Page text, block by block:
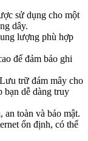
sử dụng cho một
dây.
lượng phù hợp
để đảm bảo ghi
Lưu trữ đám mây cho
bạn dễ dàng truy
an toàn và bảo mật.
ổn định, có thể